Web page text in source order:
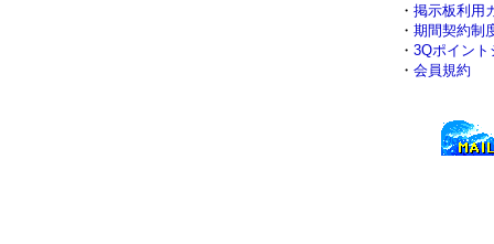
・ 掲示板利用
・ 期間契約制
・ 3Qポイント
・ 会員規約